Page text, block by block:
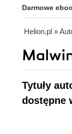
Darmowe
Helion.pl »
Tytuły
dostępne